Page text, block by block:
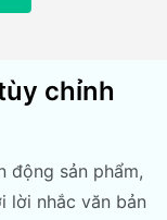
chỉnh
động sản phẩm,
lời nhắc văn bản